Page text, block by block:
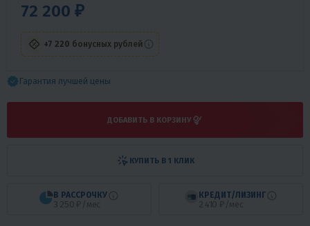
Гарантия лучшей цены
72 200 ₽
+7 220 бонусных рублей
ДОБАВИТЬ В КОРЗИНУ
В РАССРОЧКУ
3 250 ₽/мес
КРЕДИТ/ЛИЗИНГ
2 410 ₽/мес
КУПИТЬ В 1 КЛИК